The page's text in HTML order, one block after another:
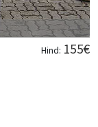
Hind: 155€